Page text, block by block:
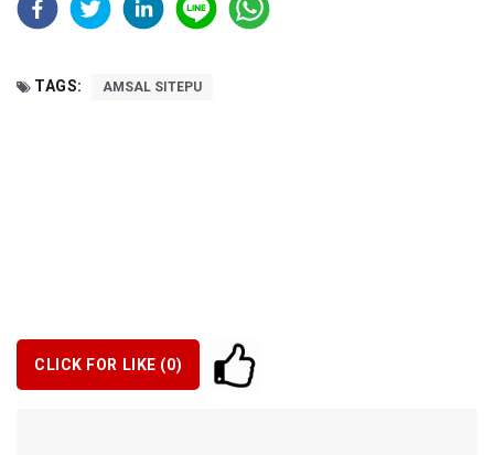
TAGS: AMSAL SITEPU
CLICK FOR LIKE (0)